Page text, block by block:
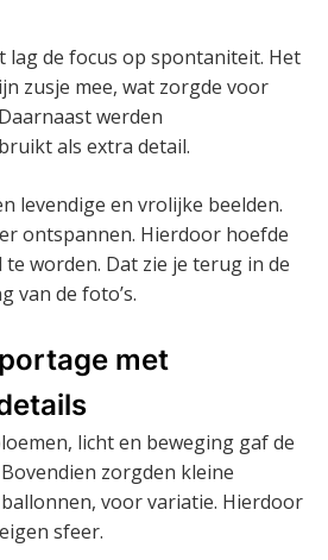
lag de focus op spontaniteit. Het
zusje mee, wat zorgde voor
werden
als extra detail.
levendige en vrolijke beelden.
ontspannen. Hierdoor hoefde
worden. Dat zie je terug in de
van de foto’s.
met
licht en beweging gaf de
zorgden kleine
voor variatie. Hierdoor
sfeer.